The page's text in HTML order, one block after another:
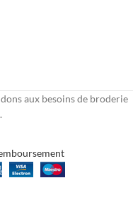
aux besoins de broderie